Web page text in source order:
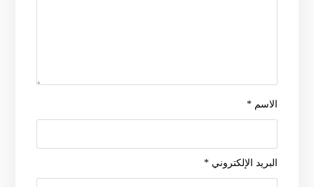
الاسم*
البريد الإلكتروني*